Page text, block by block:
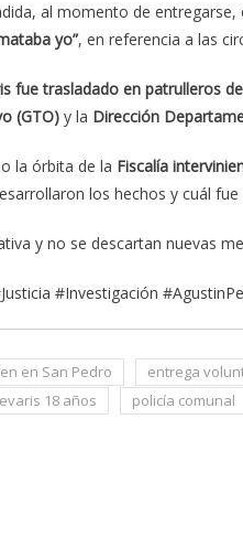
al momento de
yo”, en referencia a las
fue trasladado en patrulleros
(GTO) y la Dirección
la órbita de la Fiscalía
los hechos y cuál
y no se descartan nuevas
#Investigación
en San Pedro entrega
18 años policía comunal